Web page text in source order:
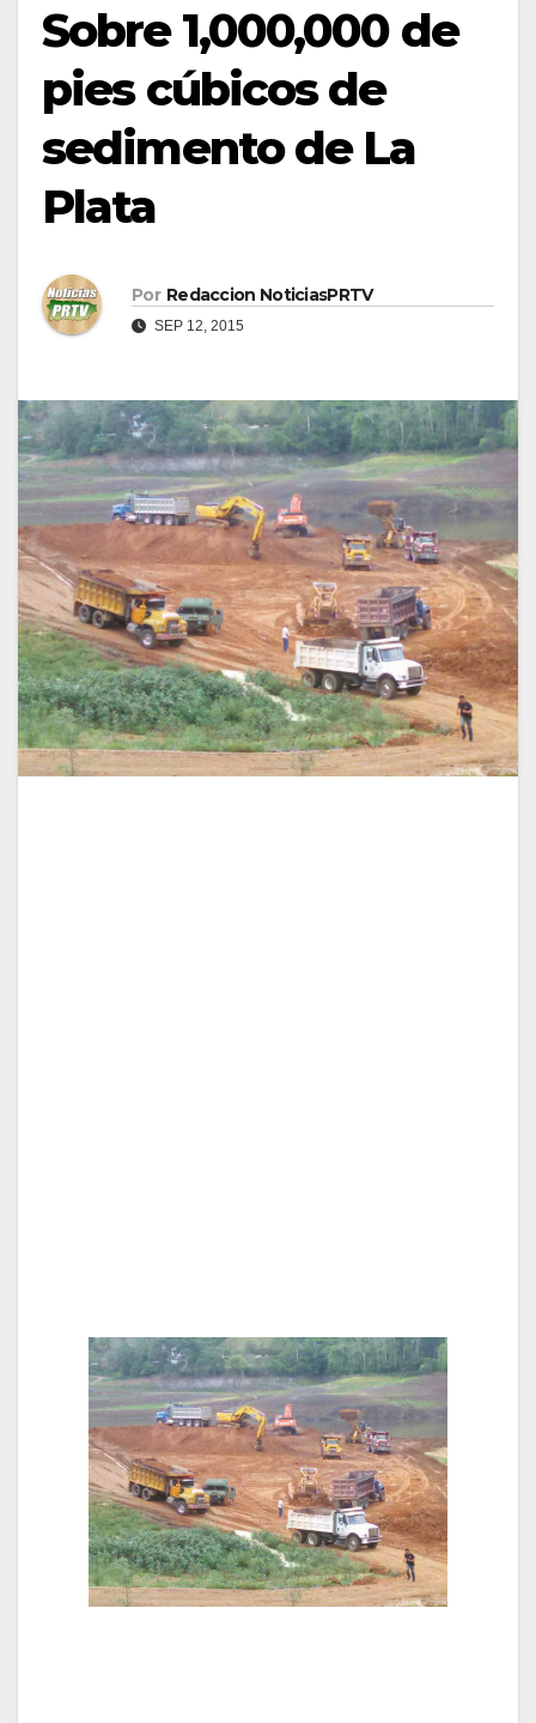
Sobre 1,000,000 de
pies cúbicos de
sedimento de La
Plata
Por Redaccion NoticiasPRTV
SEP 12, 2015